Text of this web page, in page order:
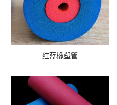
红蓝橡塑管